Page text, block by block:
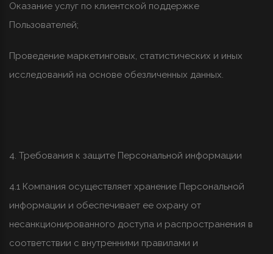
Оказание услуг по клиентской поддержке
Пользователей;
Проведение маркетинговых, статистических и иных
исследований на основе обезличенных данных.
4. Требования к защите Персональной информации
4.1 Компания осуществляет хранение Персональной
информации и обеспечивает ее охрану от
несанкционированного доступа и распространения в
соответствии с внутренними правилами и